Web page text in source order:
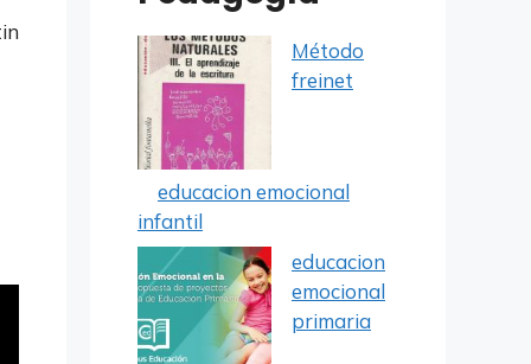
Método
freinet
educacion emocional
infantil
educacion
emocional
primaria